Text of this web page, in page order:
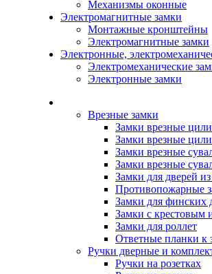
Механизмы оконные
Электромагнитные замки
Монтажные кронштейны
Электромагнитные замки
Электронные,
Электромеханические
Электронные замки
Врезные замки
Замки врезные
Замки врезные
Замки врезные
Замки врезные
Замки для дверей
Противопожарные
Замки для финских
Замки с крестовым
Замки для роллет
Ответные планки к
Ручки дверные и
Ручки на розетках